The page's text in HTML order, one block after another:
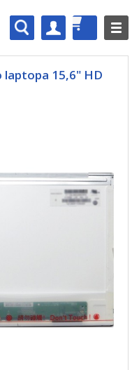
laptopa 15,6" HD